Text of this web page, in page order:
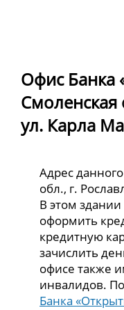
Офис Банка
Смоленская
ул. Карла
Адрес
обл., г.
В этом
оформить
кредитную
зачислить
офисе также
инвалидов.
Банка